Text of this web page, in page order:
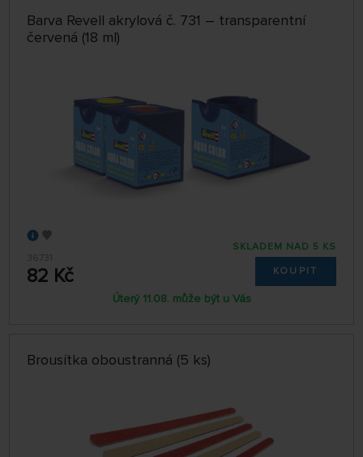
Barva Revell akrylová č. 731 – transparentní
červená (18 ml)
36731
82 Kč
SKLADEM NAD 5 KS
KOUPIT
Úterý 11.08. může být u Vás
Brousítka oboustranná (5 ks)